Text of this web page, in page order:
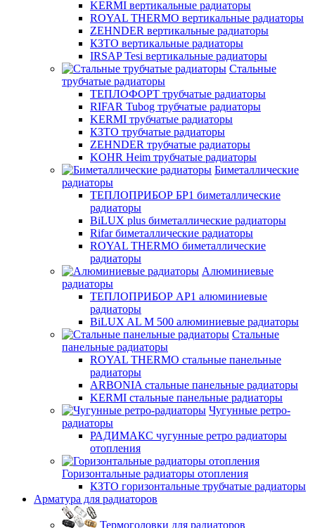
KERMI вертикальные радиаторы
ROYAL THERMO вертикальные радиаторы
ZEHNDER вертикальные радиаторы
КЗТО вертикальные радиаторы
IRSAP Tesi вертикальные радиаторы
Стальные
трубчатые радиаторы
ТЕПЛОФОРТ трубчатые радиаторы
RIFAR Tubog трубчатые радиаторы
KERMI трубчатые радиаторы
КЗТО трубчатые радиаторы
ZEHNDER трубчатые радиаторы
KOHR Heim трубчатые радиаторы
Биметаллические
радиаторы
ТЕПЛОПРИБОР БР1 биметаллические
радиаторы
BiLUX plus биметаллические радиаторы
Rifar биметаллические радиаторы
ROYAL THERMO биметаллические
радиаторы
Алюминиевые
радиаторы
ТЕПЛОПРИБОР АР1 алюминиевые
радиаторы
BiLUX AL M 500 алюминиевые радиаторы
Стальные
панельные радиаторы
ROYAL THERMO стальные панельные
радиаторы
ARBONIA стальные панельные радиаторы
KERMI стальные панельные радиаторы
Чугунные ретро-
радиаторы
РАДИМАКС чугунные ретро радиаторы
отопления
Горизонтальные радиаторы отопления
КЗТО горизонтальные трубчатые радиаторы
Арматура для радиаторов
Термоголовки для радиаторов